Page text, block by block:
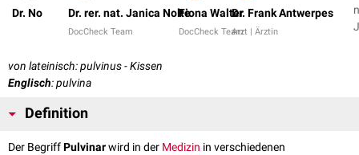
Dr. No Dr. rer. nat. Janica Nolte
DocCheck Team
Fiona Walter
DocCheck Team
Dr. Frank Antwerpes
Arzt | Ärztin
von lateinisch: pulvinus - Kissen
Englisch: pulvina
Definition
Der BegriffPulvinarwird in der Medizin in verschiedenen